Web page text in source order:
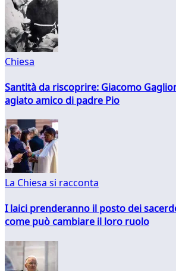
Chiesa
Santità da riscoprire: Giacomo
agiato amico di padre Pio
La Chiesa si racconta
I laici prenderanno il posto dei
come può cambiare il loro ruolo